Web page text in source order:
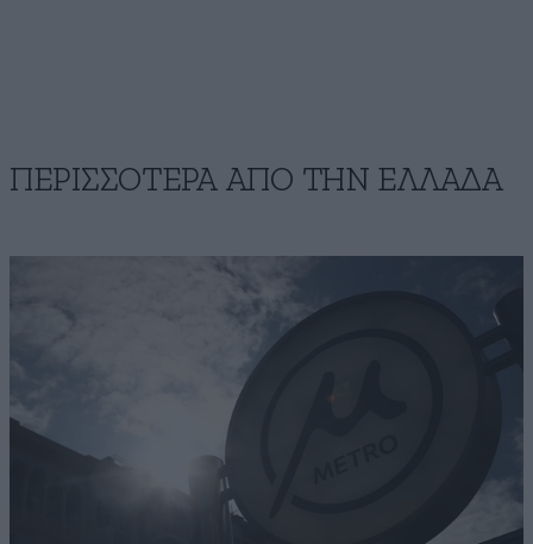
ΠΕΡΙΣΣΟΤΕΡΑ ΑΠΟ ΤΗΝ ΕΛΛΑΔΑ